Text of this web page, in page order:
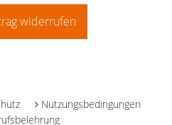
widerrufen
Nutzungsbedingungen